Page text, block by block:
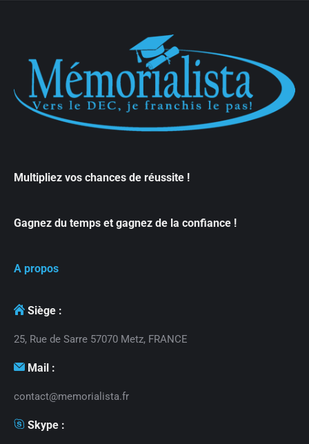
Multipliez vos chances de réussite !
Gagnez du temps et gagnez de la confiance !
A propos
Siège :
25, Rue de Sarre 57070 Metz, FRANCE
Mail :
contact@memorialista.fr
Skype :